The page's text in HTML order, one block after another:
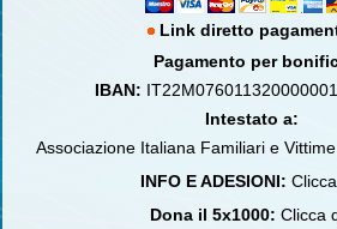
Link diretto
Pagamento per
IBAN:
Intestato a:
Associazione Italiana Familiari e
INFO E ADESIONI:
Dona il 5x1000: Clicca